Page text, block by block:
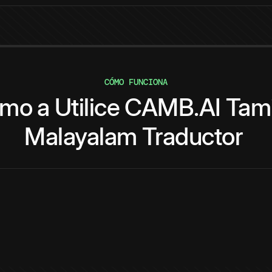
CÓMO FUNCIONA
a UtiliceCAMB.AI
Malayalam Traductor